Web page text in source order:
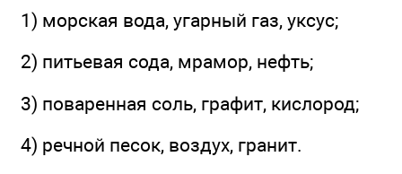
1) морская вода, угарный газ, уксус;
2) питьевая сода, мрамор, нефть;
3) поваренная соль, графит, кислород;
4) речной песок, воздух, гранит.